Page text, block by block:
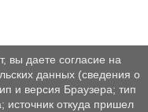
вы даете согласие на
данных (сведения о
и версия Браузера; тип
источник откуда пришел